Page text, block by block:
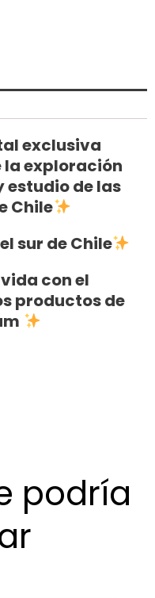
exclusiva
exploración
estudio de las
Chile
sur de Chile
con el
productos de
podría